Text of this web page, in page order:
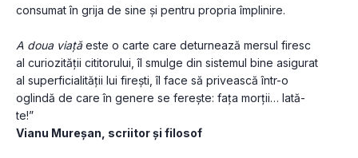
consumat în grija de sine și pentru propria împlinire.
A doua viață este o carte care deturnează mersul firesc
al curiozității cititorului, îl smulge din sistemul bine asigurat
al superficialității lui firești, îl face să privească într-o
oglindă de care în genere se ferește: fața morții… Iată-
te!”
Vianu Mureșan, scriitor și filosof